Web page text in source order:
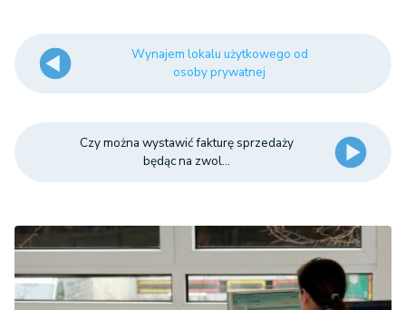
Wynajem lokalu użytkowego od
osoby prywatnej
Czy można wystawić fakturę sprzedaży
będąc na zwol...